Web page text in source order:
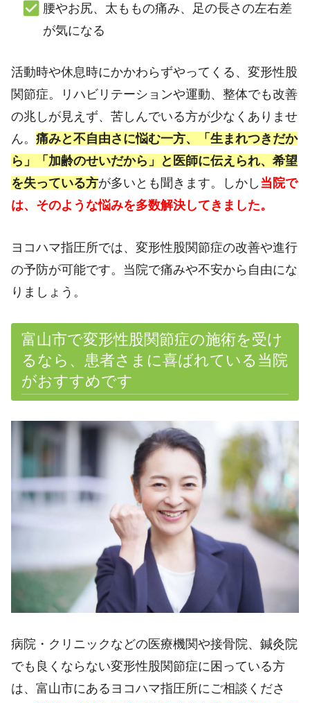
腰やお尻、太ももの痛み、足の長さの左右差
が気になる
活動時や休息時にかかわらずやってくる、変形性股
関節症。リハビリテーションや運動、整体でも改善
の兆しが見えず、苦しんでいる方が少なくありませ
ん。 痛みと不自由さに悩む一方、「生まれつきだか
ら」「加齢のせいだから」と医師に伝えられ、希望
を失っている方が多いとも聞きます。しかし 当院で
は、そのような悩みを多数解決してきました。
ヨコハマ指圧所では、変形性股関節症の改善や進行
の予防が可能です。当院で痛みや不安から自由にな
りましょう。
富山市で変形性股関節症の施術を受け
るなら、患者さまに喜ばれている当院
がおすすめです
病院・クリニックなどの医療機関や接骨院、鍼灸院
でも良くならない変形性股関節症に困っている方
は、富山市にあるヨコハマ指圧所にご相談くださ